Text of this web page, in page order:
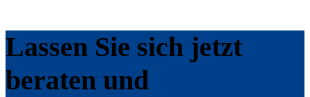
Lassen Sie sich jetzt
beraten und